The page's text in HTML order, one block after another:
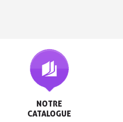
NOTRE
CATALOGUE